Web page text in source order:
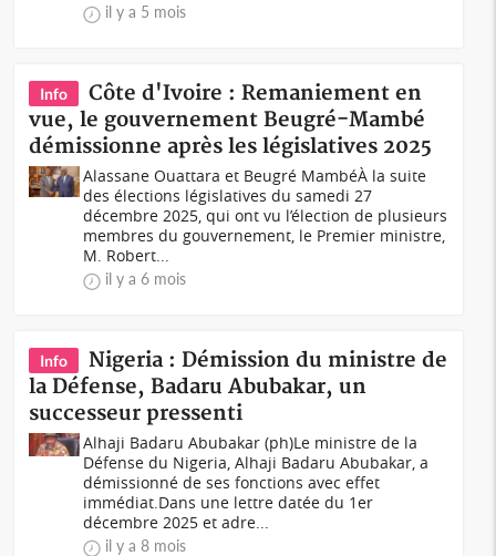
il y a 5 mois
Info
Côte d'Ivoire : Remaniement en
vue, le gouvernement Beugré-Mambé
démissionne après les législatives 2025
Alassane Ouattara et Beugré MambéÀ la suite
des élections législatives du samedi 27
décembre 2025, qui ont vu l’élection de plusieurs
membres du gouvernement, le Premier ministre,
M. Robert...
il y a 6 mois
Info
Nigeria : Démission du ministre de
la Défense, Badaru Abubakar, un
successeur pressenti
Alhaji Badaru Abubakar (ph)Le ministre de la
Défense du Nigeria, Alhaji Badaru Abubakar, a
démissionné de ses fonctions avec effet
immédiat.Dans une lettre datée du 1er
décembre 2025 et adre...
il y a 8 mois